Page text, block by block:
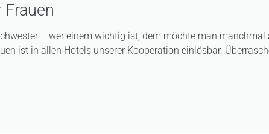
– wer einem wichtig ist, dem möchte man
ist in allen Hotels unserer Kooperation einlösbar.